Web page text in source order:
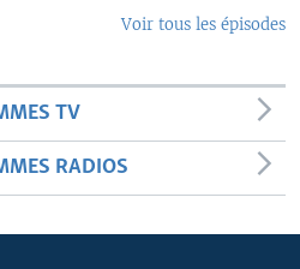
Voir tous les épisodes
TV
RADIOS